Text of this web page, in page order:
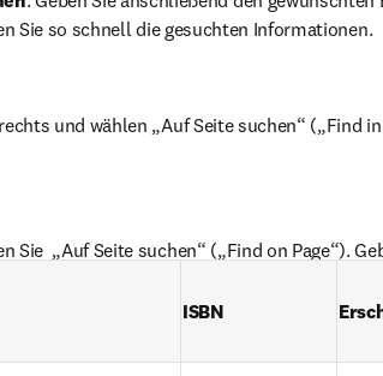
Sie so schnell die gesuchten Informationen.
und wählen „Auf Seite suchen“ („Find
„Auf Seite suchen“ („Find on Page“).
ISBN